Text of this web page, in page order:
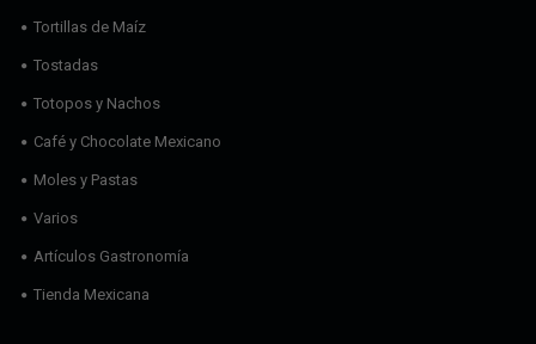
Tortillas de Maíz
Tostadas
Totopos y Nachos
Café y Chocolate Mexicano
Moles y Pastas
Varios
Artículos Gastronomía
Tienda Mexicana